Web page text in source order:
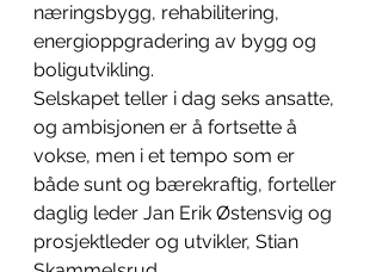
næringsbygg, rehabilitering,
energioppgradering av bygg og
boligutvikling.
Selskapet teller i dag seks ansatte,
og ambisjonen er å fortsette å
vokse, men i et tempo som er
både sunt og bærekraftig, forteller
daglig leder Jan Erik Østensvig og
prosjektleder og utvikler, Stian